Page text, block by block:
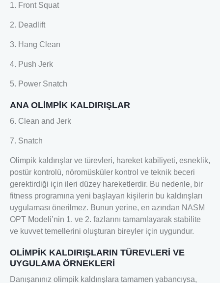
1. Front Squat
2. Deadlift
3. Hang Clean
4. Push Jerk
5. Power Snatch
ANA OLİMPİK KALDIRIŞLAR
6. Clean and Jerk
7. Snatch
Olimpik kaldırışlar ve türevleri, hareket kabiliyeti, esneklik,
postür kontrolü, nöromüsküler kontrol ve teknik beceri
gerektirdiği için ileri düzey hareketlerdir. Bu nedenle, bir
fitness programına yeni başlayan kişilerin bu kaldırışları
uygulaması önerilmez. Bunun yerine, en azından NASM
OPT Modeli’nin 1. ve 2. fazlarını tamamlayarak stabilite
ve kuvvet temellerini oluşturan bireyler için uygundur.
OLİMPİK KALDIRIŞLARIN TÜREVLERİ VE
UYGULAMA ÖRNEKLERİ
Danışanınız olimpik kaldırışlara tamamen yabancıysa,